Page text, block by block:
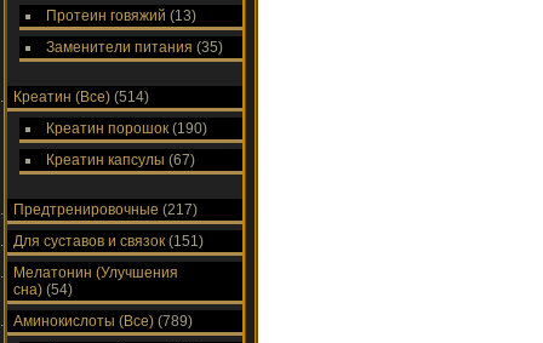
Протеин говяжий (13)
Заменители питания (35)
Креатин (Все) (514)
Креатин порошок (190)
Креатин капсулы (67)
Предтренировочные (217)
Для суставов и связок (151)
Мелатонин (Улучшения
сна) (54)
Аминокислоты (Все) (789)